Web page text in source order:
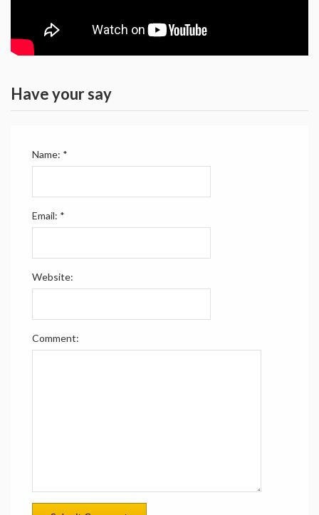
Have your say
Name: *
Email: *
Website:
Comment: